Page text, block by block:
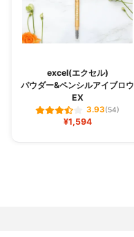
excel(エクセル)
パウダー&ペンシルアイブロウ
EX
3.93(54)
¥1,594